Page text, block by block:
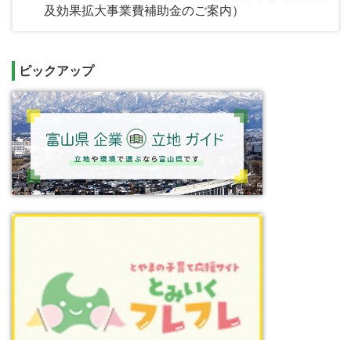
及効果拡大事業費補助金のご案内）
ピックアップ